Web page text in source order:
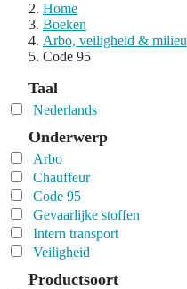
Home
Boeken
Arbo, veiligheid & milieu
Code 95
Taal
Nederlands
Onderwerp
Arbo
Chauffeur
Code 95
Gevaarlijke stoffen
Intern transport
Veiligheid
Productsoort